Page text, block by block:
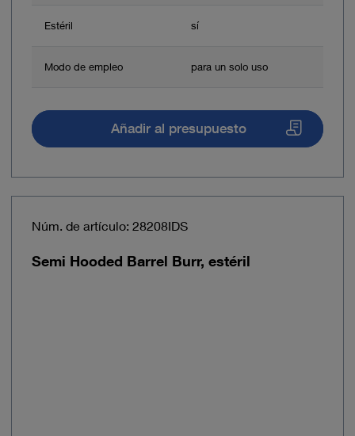
Estéril sí
Modo de empleo para un solo uso
Añadir al presupuesto
Núm. de artículo: 28208IDS
Semi Hooded Barrel Burr, estéril